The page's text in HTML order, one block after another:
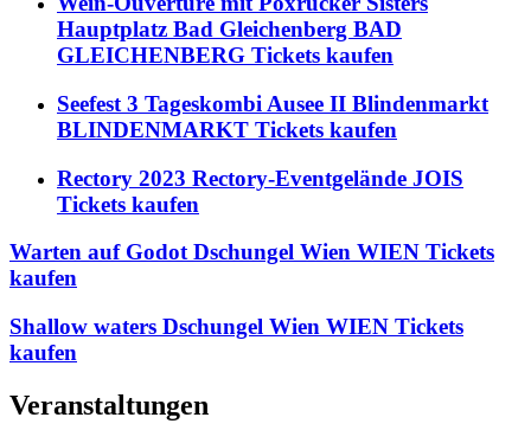
Hauptplatz Bad Gleichenberg BAD
GLEICHENBERG Tickets kaufen
Seefest 3 Tageskombi Ausee II Blindenmarkt
BLINDENMARKT Tickets kaufen
Rectory 2023 Rectory-Eventgelände JOIS
Tickets kaufen
Warten auf Godot Dschungel Wien WIEN Tickets
kaufen
Shallow waters Dschungel Wien WIEN Tickets
kaufen
Veranstaltungen